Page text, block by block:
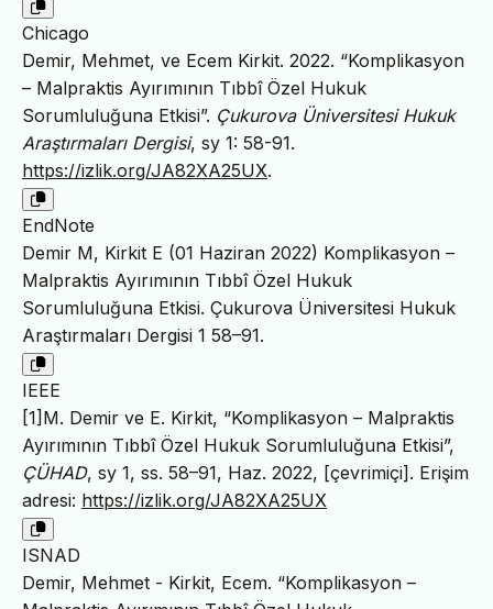
Chicago
Demir, Mehmet, ve Ecem Kirkit. 2022. “Komplikasyon
– Malpraktis Ayırımının Tıbbî Özel Hukuk
Sorumluluğuna Etkisi”. Çukurova Üniversitesi Hukuk
Araştırmaları Dergisi, sy 1: 58-91.
https://izlik.org/JA82XA25UX.
EndNote
Demir M, Kirkit E (01 Haziran 2022) Komplikasyon –
Malpraktis Ayırımının Tıbbî Özel Hukuk
Sorumluluğuna Etkisi. Çukurova Üniversitesi Hukuk
Araştırmaları Dergisi 1 58–91.
IEEE
[1]M. Demir ve E. Kirkit, “Komplikasyon – Malpraktis
Ayırımının Tıbbî Özel Hukuk Sorumluluğuna Etkisi”,
ÇÜHAD, sy 1, ss. 58–91, Haz. 2022, [çevrimiçi]. Erişim
adresi: https://izlik.org/JA82XA25UX
ISNAD
Demir, Mehmet - Kirkit, Ecem. “Komplikasyon –